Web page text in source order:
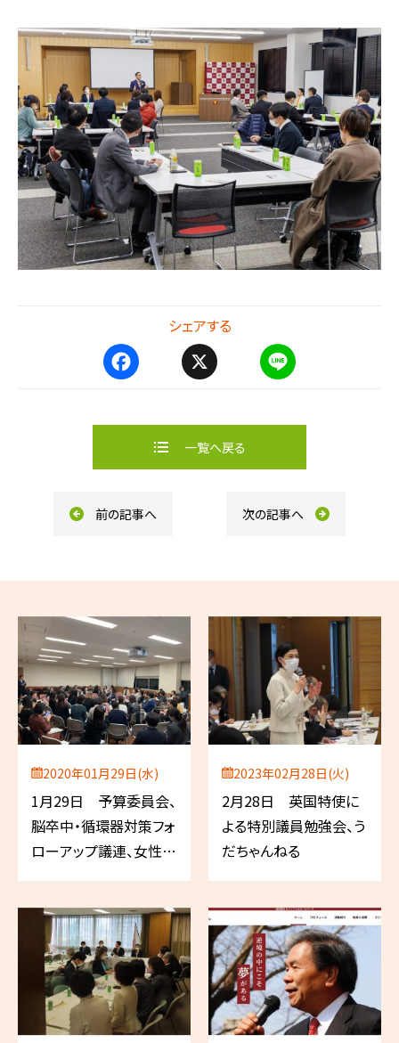
シェアする
e
o
e
一覧へ戻る
前の記事へ 次の記事へ
2020年01月29日(水)
1月29日 予算委員会、
脳卒中・循環器対策フォ
ローアップ議連、女性未
来塾など
2023年02月28日(火)
2月28日 英国特使に
よる特別議員勉強会、う
だちゃんねる